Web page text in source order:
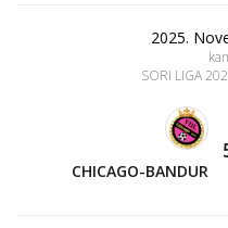
2025.
SORI LIGA
CHICAGO-BANDUR